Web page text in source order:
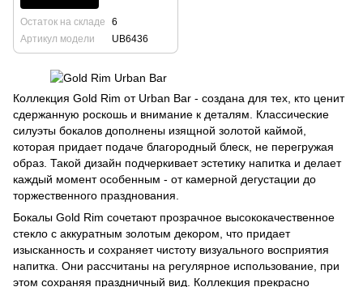
Остаток на складе
6
Артикул модели
UB6436
Коллекция Gold Rim от Urban Bar - создана для тех, кто ценит
сдержанную роскошь и внимание к деталям. Классические
силуэты бокалов дополнены изящной золотой каймой,
которая придает подаче благородный блеск, не перегружая
образ. Такой дизайн подчеркивает эстетику напитка и делает
каждый момент особенным - от камерной дегустации до
торжественного празднования.
Бокалы Gold Rim сочетают прозрачное высококачественное
стекло с аккуратным золотым декором, что придает
изысканность и сохраняет чистоту визуального восприятия
напитка. Они рассчитаны на регулярное использование, при
этом сохраняя праздничный вид. Коллекция прекрасно